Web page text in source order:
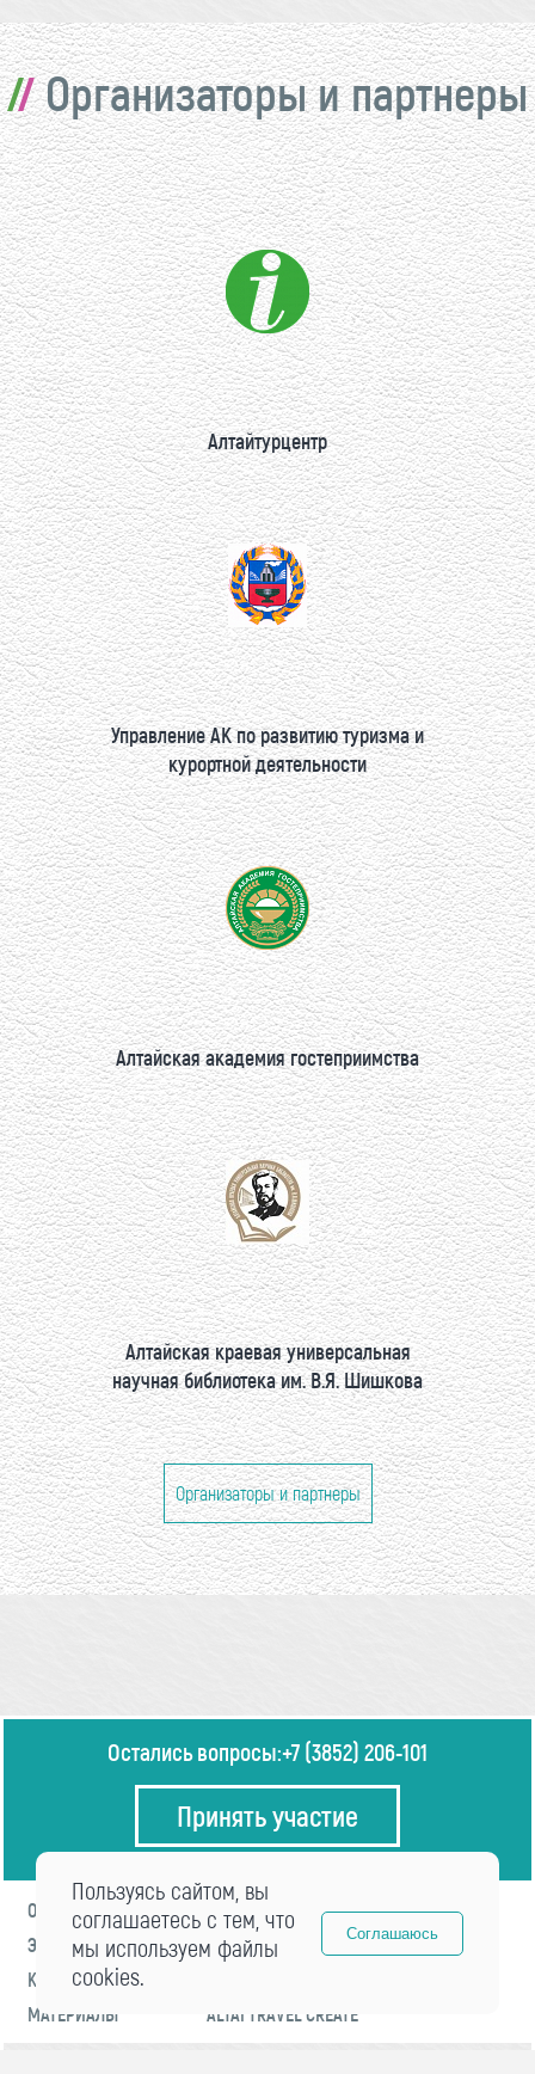
Организаторы и партнеры
Алтайтурцентр
Управление АК по развитию туризма и
курортной деятельности
Алтайская академия гостеприимства
Алтайская краевая универсальная
научная библиотека им. В.Я. Шишкова
Организаторы и партнеры
Остались вопросы:+7 (3852) 206-101
Принять участие
О ФОРУМЕ
ПРОГРАММА
ЭКСПЕРТЫ
НОВОСТИ
КОНТАКТЫ
МАТЕРИАЛЫ
ALTAI TRAVEL CREATE
Пользуясь сайтом, вы
соглашаетесь с тем, что
мы используем файлы
cookies.
Соглашаюсь